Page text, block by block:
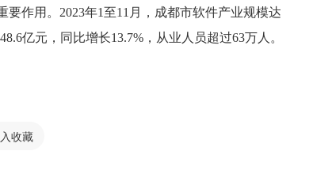
作用。2023年1至11月，成都市软件产业规模达
亿元，同比增长13.7%，从业人员超过63万人。
收藏